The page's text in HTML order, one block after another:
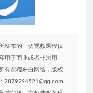
发布的一切视频课程仅
用于商业或者非法用
有课程来自网络，版权
2879294521@qq.com